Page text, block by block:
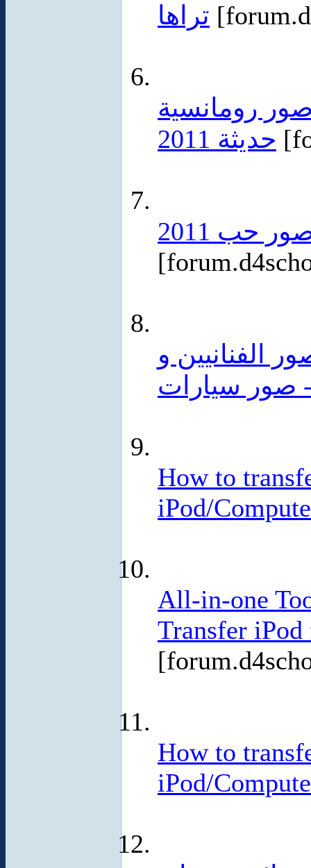
تراها
رومانسية
حديثة 2011
الفنانيين و
صور سيارات
How to
iPod/
All-in-one
Transfer
How to
iPod/